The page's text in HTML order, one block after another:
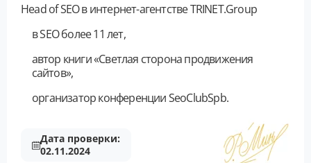
Head of SEO в интернет-агентстве TRINET.Group
в SEO более 11 лет,
автор книги «Светлая сторона продвижения
сайтов»,
организатор конференции SeoClubSpb.
Дата проверки:
02.11.2024